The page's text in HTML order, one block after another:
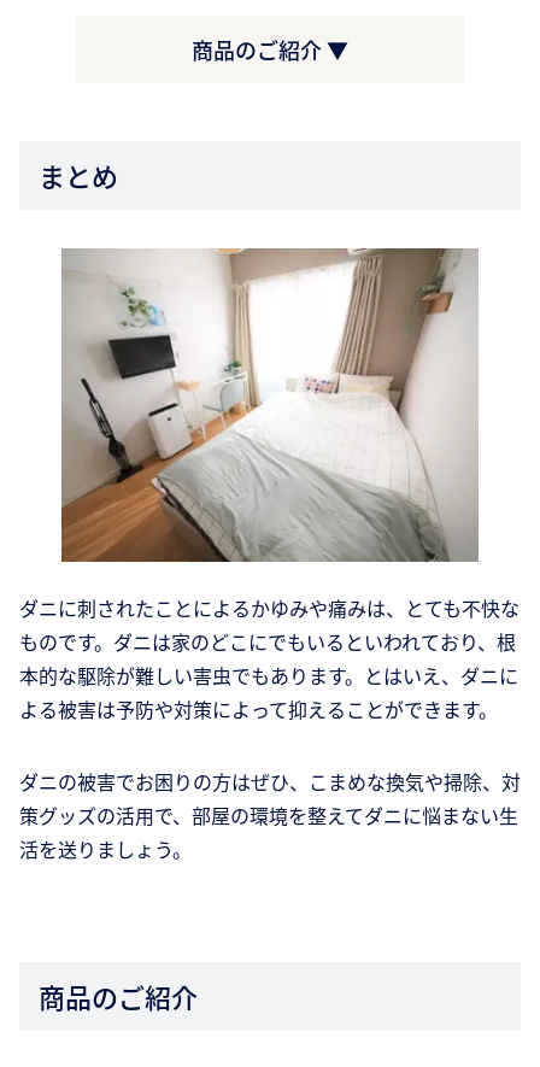
商品のご紹介 ▼
まとめ
ダニに刺されたことによるかゆみや痛みは、とても不快な
ものです。ダニは家のどこにでもいるといわれており、根
本的な駆除が難しい害虫でもあります。とはいえ、ダニに
よる被害は予防や対策によって抑えることができます。
ダニの被害でお困りの方はぜひ、こまめな換気や掃除、対
策グッズの活用で、部屋の環境を整えてダニに悩まない生
活を送りましょう。
商品のご紹介